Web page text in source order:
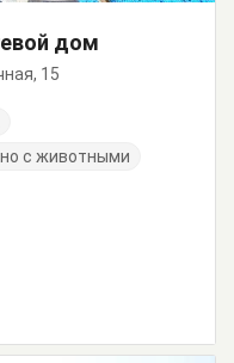
дом
15
с животными